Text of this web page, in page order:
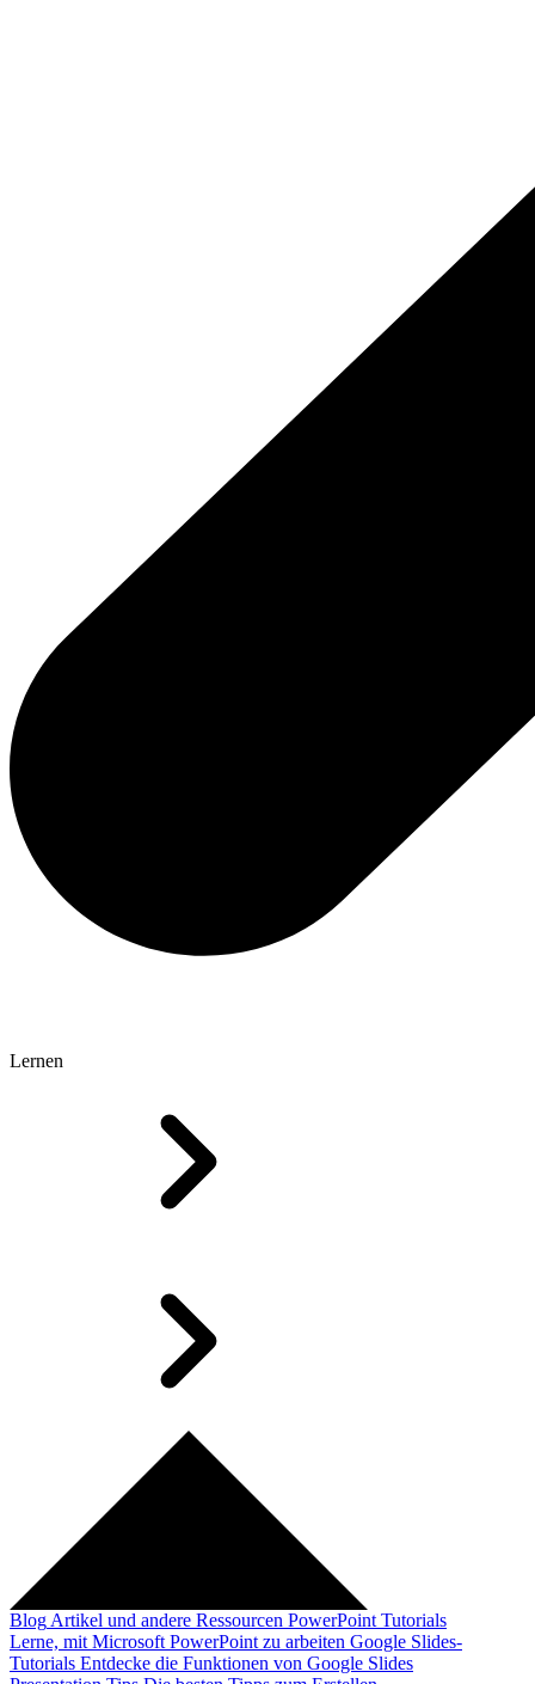
Lernen
Blog Artikel und andere Ressourcen PowerPoint Tutorials
Lerne, mit Microsoft PowerPoint zu arbeiten Google Slides-
Tutorials Entdecke die Funktionen von Google Slides